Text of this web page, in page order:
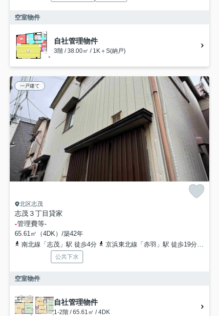
空室物件
自社管理物件
3階 / 38.00㎡ / 1K＋S(納戸)
一戸建て
北区志茂
志茂３丁目貸家
-管理費等-
65.61㎡（4DK）/築42年
南北線「志茂」駅 徒歩4分
京浜東北線「赤羽」駅 徒歩19分
公共下水
空室物件
自社管理物件
1-2階 / 65.61㎡ / 4DK